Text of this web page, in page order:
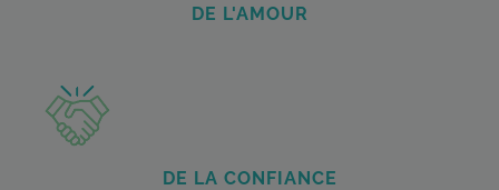
DE L'AMOUR
DE LA CONFIANCE